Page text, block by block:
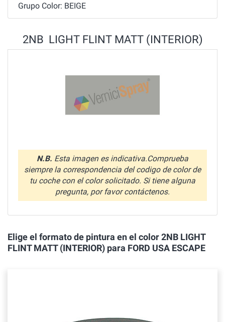
Grupo Color: BEIGE
2NB LIGHT FLINT MATT (INTERIOR)
N.B. Esta imagen es indicativa.Comprueba
siempre la correspondencia del codigo de color de
tu coche con el color solicitado. Si tiene alguna
pregunta, por favor contáctenos.
Elige el formato de pintura en el color 2NB LIGHT
FLINT MATT (INTERIOR) para FORD USA ESCAPE